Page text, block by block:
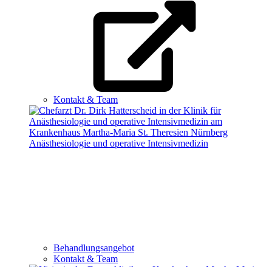
Kontakt & Team
Anästhesiologie und operative Intensivmedizin
Behandlungsangebot
Kontakt & Team